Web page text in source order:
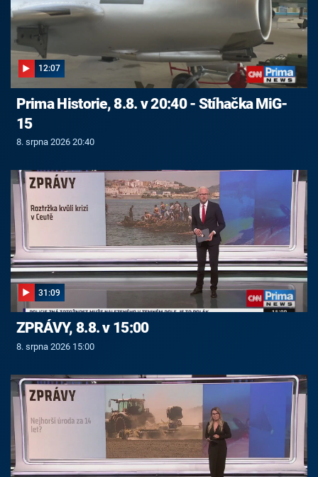
12:07
Prima Historie, 8.8. v 20:40 - Stíhačka MiG-
15
8. srpna 2026 20:40
31:09
ZPRÁVY, 8.8. v 15:00
8. srpna 2026 15:00